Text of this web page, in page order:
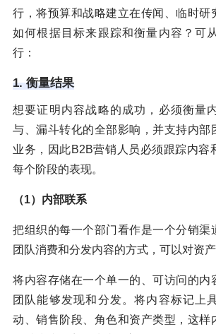
行，将预算和战略建立在传闻、临时研
如何根据目标来跟踪和衡量内容？可
行：
1. 衡量结果
想要证明内容战略的成功，必须衡量
与、漏斗转化的全部影响，并支持内部
业务，因此B2B营销人员必须跟踪内容
每个阶段的表现。
（1）内部联系
把组织的每一个部门看作是一个分销渠
团队消费和分发内容的方式，可以对资产
将内容存储在一个单一的、可访问的内
团队能够发现和分发。将内容标记上
动、销售阶段、角色和资产类型，这样